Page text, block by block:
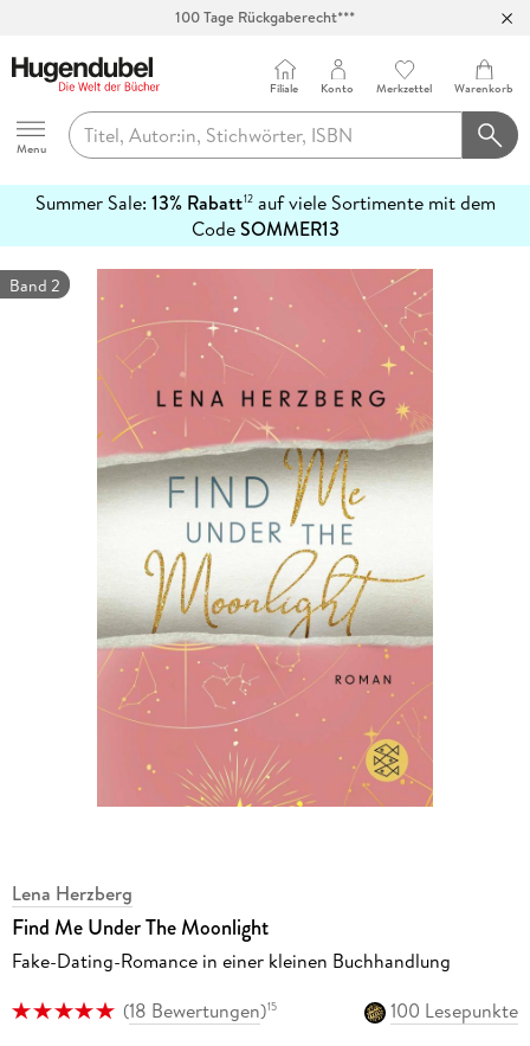
100 Tage Rückgaberecht***
Hugendubel
Menu
Filiale Konto Merkzettel Warenkorb
Summer Sale: 13% Rabatt12auf viele Sortimente mit dem
CodeSOMMER13
erfahren
Band 2
Lena Herzberg
Find Me Under The Moonlight
Fake-Dating-Romance in einer kleinen Buchhandlung
(18 Bewertungen)15
100 Lesepunkte